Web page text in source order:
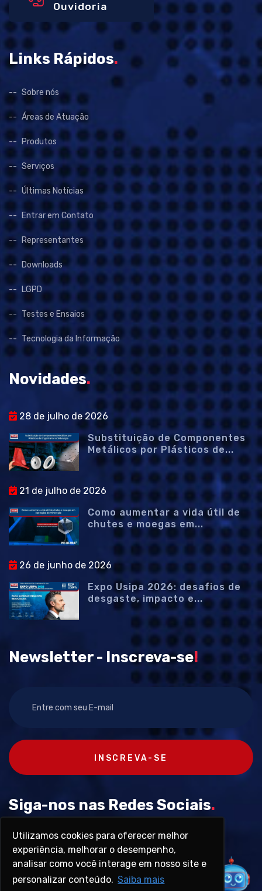
Utilizamos cookies para oferecer melhor
experiência, melhorar o desempenho,
analisar como você interage em nosso site e
personalizar conteúdo. Saiba mais
Ouvidoria
Links Rápidos.
Sobre nós
Áreas de Atuação
Produtos
Serviços
Últimas Notícias
Entrar em Contato
Representantes
Downloads
LGPD
Testes e Ensaios
Tecnologia da Informação
Novidades.
28 de julho de 2026
Substituição de Componentes
Metálicos por Plásticos de...
21 de julho de 2026
Como aumentar a vida útil de
chutes e moegas em...
26 de junho de 2026
Expo Usipa 2026: desafios de
desgaste, impacto e...
Newsletter - Inscreva-se!
INSCREVA-SE
Siga-nos nas Redes Sociais.